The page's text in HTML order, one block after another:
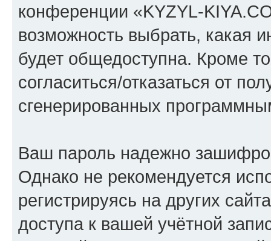
конференции «KYZYL-
возможность выбрать, какая
будет общедоступна. Кроме
согласиться/отказаться от
сгенерированных
Ваш пароль надежно
Однако не рекомендуется
регистрируясь на других
доступа к вашей учётной